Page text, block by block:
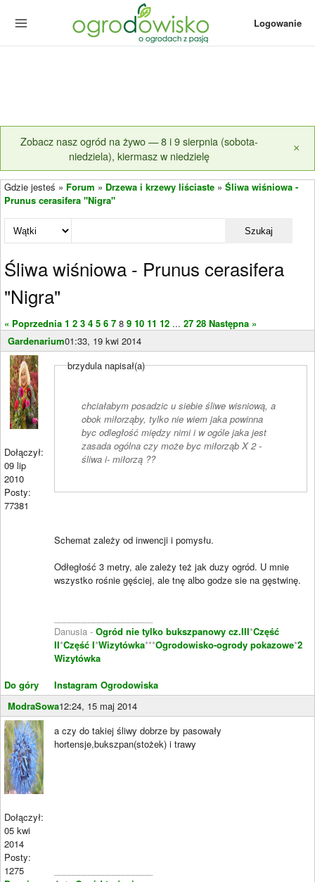
Logowanie
Zobacz nasz ogród na żywo — 8 i 9 sierpnia (sobota-
niedziela), kiermasz w niedzielę
×
Gdzie jesteś » Forum » Drzewa i krzewy liściaste » Śliwa wiśniowa -
Prunus cerasifera "Nigra"
Szukaj
Śliwa wiśniowa - Prunus cerasifera
"Nigra"
« Poprzednia 1 2 3 4 5 6 7 8 9 10 11 12 ... 27 28 Następna »
Gardenarium01:33, 19 kwi 2014
Dołączył:
09 lip
2010
Posty:
77381
Do góry
brzydula napisał(a)
chciałabym posadzic u siebie śliwe wisniową, a
obok miłorząby, tylko nie wiem jaka powinna
byc odległość między nimi i w ogóle jaka jest
zasada ogólna czy może byc miłorząb X 2 -
śliwa i- miłorzą ??
Schemat zależy od inwencji i pomysłu.
Odłegłość 3 metry, ale zależy też jak duzy ogród. U mnie
wszystko rośnie gęściej, ale tnę albo godze sie na gęstwinę.
Danusia - Ogród nie tylko bukszpanowy cz.III*Część
II*Część I*Wizytówka***Ogrodowisko-ogrody pokazowe*2
Wizytówka
Instagram Ogrodowiska
ModraSowa12:24, 15 maj 2014
Dołączył:
05 kwi
2014
Posty:
1275
a czy do takiej śliwy dobrze by pasowały
hortensje,bukszpan(stożek) i trawy